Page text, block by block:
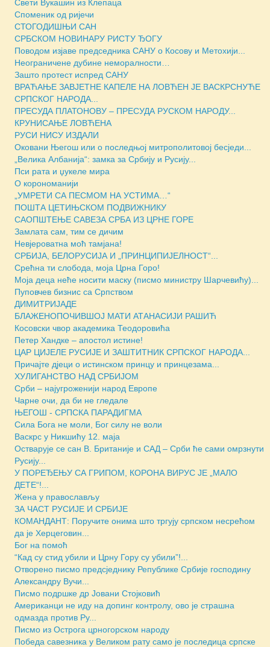
Свети Вукашин из Клепаца
Споменик од ријечи
СТОГОДИШЊИ САН
СРБСКОМ НОВИНАРУ РИСТУ ЂОГУ
Поводом изјаве председника САНУ о Косову и Метохији...
Неограничене дубине неморалности…
Зашто протест испред САНУ
ВРАЋАЊЕ ЗАВЈЕТНЕ КАПЕЛЕ НА ЛОВЋЕН ЈЕ ВАСКРСНУЋЕ
СРПСКОГ НАРОДА...
ПРЕСУДА ПЛАТОНОВУ – ПРЕСУДА РУСКОМ НАРОДУ...
КРУНИСАЊЕ ЛОВЋЕНА
РУСИ НИСУ ИЗДАЛИ
Оковани Његош или о последњој митрополитовој бесједи...
„Велика Албанија“: замка за Србију и Русију...
Пси рата и џукеле мира
О корономанији
„УМРЕТИ СА ПЕСМОМ НА УСТИМА…“
ПОШТА ЦЕТИЊСКОМ ПОДВИЖНИКУ
САОПШТЕЊЕ САВЕЗА СРБА ИЗ ЦРНЕ ГОРЕ
Замлата сам, тим се дичим
Невјероватна моћ тамјана!
СРБИЈА, БЕЛОРУСИЈА И „ПРИНЦИПИЈЕЛНОСТ“...
Срећна ти слобода, моја Црна Горо!
Моја деца неће носити маску (писмо министру Шарчевићу)...
Пуповчев бизнис са Српством
ДИМИТРИЈАДЕ
БЛАЖЕНОПОЧИВШОЈ МАТИ АТАНАСИЈИ РАШИЋ
Косовски чвор академика Теодоровића
Петер Хандке – апостол истине!
ЦАР ЦИЈЕЛЕ РУСИЈЕ И ЗАШТИТНИК СРПСКОГ НАРОДА...
Причајте дјеци о истинском принцу и принцезама...
ХУЛИГАНСТВО НАД СРБИЈОМ
Срби – најугроженији народ Европе
Чарне очи, да би не гледале
ЊЕГОШ - СРПСКА ПАРАДИГМА
Сила Бога не моли, Бог силу не воли
Васкрс у Никшићу 12. маја
Остварује се сан В. Британије и САД – Срби ће сами омрзнути
Русију...
У ПОРЕЂЕЊУ СА ГРИПОМ, КОРОНА ВИРУС ЈЕ „МАЛО
ДЕТЕ“!...
Жена у православљу
ЗА ЧАСТ РУСИЈЕ И СРБИЈЕ
КОМАНДАНТ: Поручите онима што тргују српском несрећом
да је Херцеговин...
Бог на помоћ
“Кад су стид убили и Црну Гору су убили”!...
Отворено писмо предсjеднику Републике Србије господину
Александру Вучи...
Писмо подршке др Јовани Стојковић
Американци не иду на допинг контролу, ово је страшна
одмазда против Ру...
Писмо из Острога црногорском народу
Победа савезника у Великом рату само је последица српске